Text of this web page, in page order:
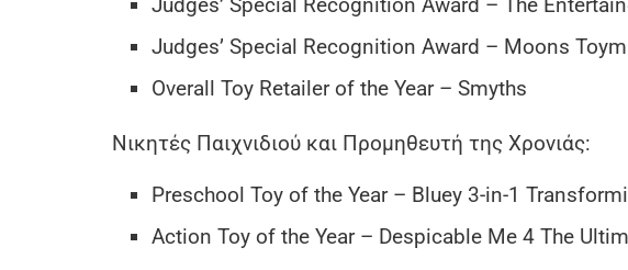
Judges’ Special Recognition Award – The
Judges’ Special Recognition Award – Moons
Overall Toy Retailer of the Year – Smyths
Νικητές Παιχνιδιού και Προμηθευτή της Χρονιάς:
Preschool Toy of the Year – Bluey 3-in-1
Action Toy of the Year – Despicable Me 4 The